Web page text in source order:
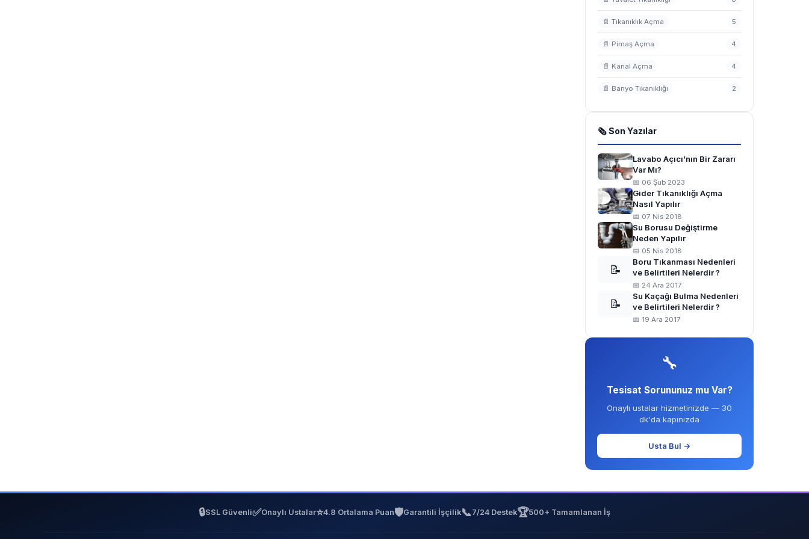
📄 Tıkanıklık Açma 5
📄 Pimaş Açma 4
📄 Kanal Açma 4
📄 Banyo Tıkanıklığı 2
🗞 Son Yazılar
Lavabo Açıcı’nın Bir Zararı
Var Mı?
📅 06 Şub 2023
Gider Tıkanıklığı Açma
Nasıl Yapılır
📅 07 Nis 2018
Su Borusu Değiştirme
Neden Yapılır
📅 05 Nis 2018
📝
Boru Tıkanması Nedenleri
ve Belirtileri Nelerdir ?
📅 24 Ara 2017
📝
Su Kaçağı Bulma Nedenleri
ve Belirtileri Nelerdir ?
📅 19 Ara 2017
🔧
Tesisat Sorununuz mu Var?
Onaylı ustalar hizmetinizde — 30
dk'da kapınızda
Usta Bul →
🔒SSL Güvenli✅Onaylı Ustalar⭐4.8 Ortalama Puan🛡️Garantili İşçilik📞 7/24 Destek🏆500+ Tamamlanan İş